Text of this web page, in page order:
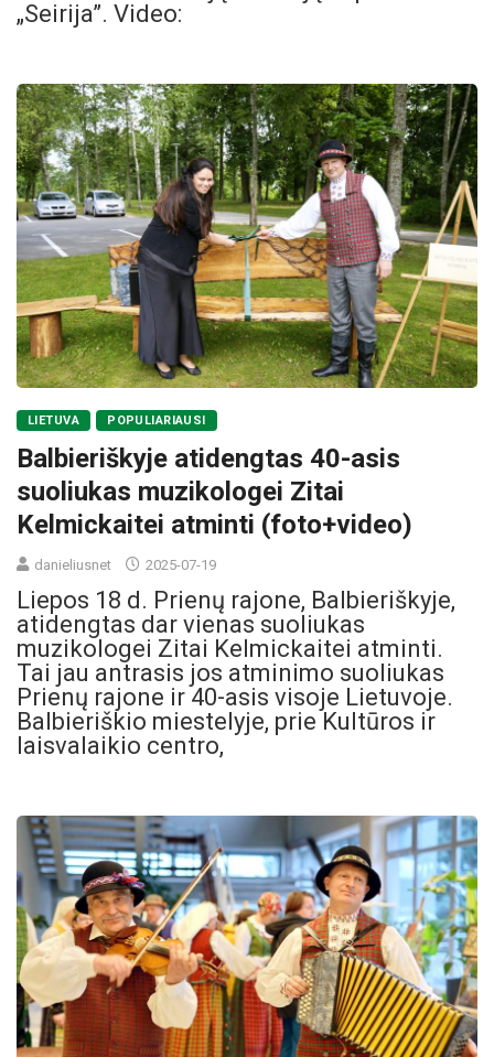
„Seirija”. Video:
LIETUVA POPULIARIAUSI
Balbieriškyje atidengtas 40-asis
suoliukas muzikologei Zitai
Kelmickaitei atminti (foto+video)
danieliusnet 2025-07-19
Liepos 18 d. Prienų rajone, Balbieriškyje,
atidengtas dar vienas suoliukas
muzikologei Zitai Kelmickaitei atminti.
Tai jau antrasis jos atminimo suoliukas
Prienų rajone ir 40-asis visoje Lietuvoje.
Balbieriškio miestelyje, prie Kultūros ir
laisvalaikio centro,